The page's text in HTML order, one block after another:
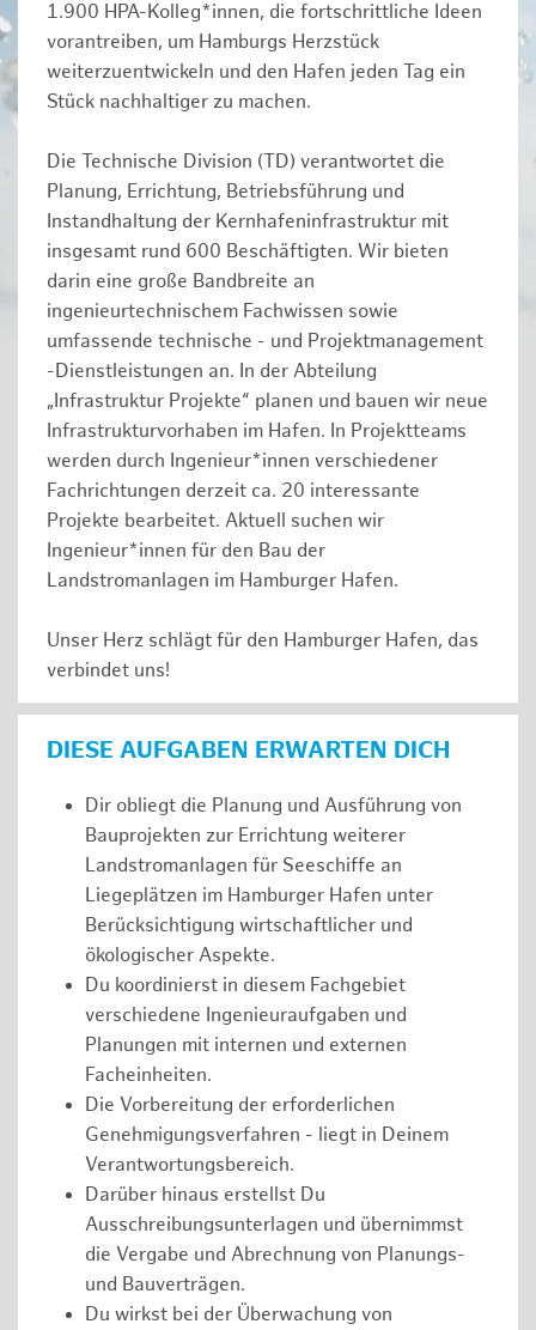
1.900 HPA-Kolleg*innen, die fortschrittliche Ideen
vorantreiben, um Hamburgs Herzstück
weiterzuentwickeln und den Hafen jeden Tag ein
Stück nachhaltiger zu machen.
Die Technische Division (TD) verantwortet die
Planung, Errichtung, Betriebsführung und
Instandhaltung der Kernhafeninfrastruktur mit
insgesamt rund 600 Beschäftigten. Wir bieten
darin eine große Bandbreite an
ingenieurtechnischem Fachwissen sowie
umfassende technische - und Projektmanagement
-Dienstleistungen an. In der Abteilung
„Infrastruktur Projekte“ planen und bauen wir neue
Infrastrukturvorhaben im Hafen. In Projektteams
werden durch Ingenieur*innen verschiedener
Fachrichtungen derzeit ca. 20 interessante
Projekte bearbeitet. Aktuell suchen wir
Ingenieur*innen für den Bau der
Landstromanlagen im Hamburger Hafen.
Unser Herz schlägt für den Hamburger Hafen, das
verbindet uns!
DIESE AUFGABEN ERWARTEN DICH
Dir obliegt die Planung und Ausführung von
Bauprojekten zur Errichtung weiterer
Landstromanlagen für Seeschiffe an
Liegeplätzen im Hamburger Hafen unter
Berücksichtigung wirtschaftlicher und
ökologischer Aspekte.
Du koordinierst in diesem Fachgebiet
verschiedene Ingenieuraufgaben und
Planungen mit internen und externen
Facheinheiten.
Die Vorbereitung der erforderlichen
Genehmigungsverfahren - liegt in Deinem
Verantwortungsbereich.
Darüber hinaus erstellst Du
Ausschreibungsunterlagen und übernimmst
die Vergabe und Abrechnung von Planungs-
und Bauverträgen.
Du wirkst bei der Überwachung von